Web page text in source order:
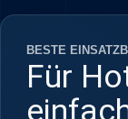
BESTE
Für